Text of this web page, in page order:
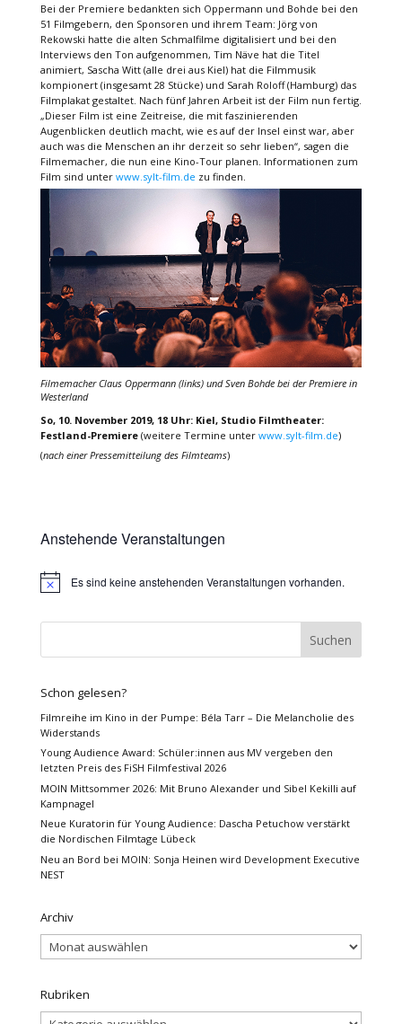
Bei der Premiere bedankten sich Oppermann und Bohde bei den
51 Filmgebern, den Sponsoren und ihrem Team: Jörg von
Rekowski hatte die alten Schmalfilme digitalisiert und bei den
Interviews den Ton aufgenommen, Tim Näve hat die Titel
animiert, Sascha Witt (alle drei aus Kiel) hat die Filmmusik
kompionert (insgesamt 28 Stücke) und Sarah Roloff (Hamburg) das
Filmplakat gestaltet. Nach fünf Jahren Arbeit ist der Film nun fertig.
„Dieser Film ist eine Zeitreise, die mit faszinierenden
Augenblicken deutlich macht, wie es auf der Insel einst war, aber
auch was die Menschen an ihr derzeit so sehr lieben“, sagen die
Filmemacher, die nun eine Kino-Tour planen. Informationen zum
Film sind unter www.sylt-film.de zu finden.
Filmemacher Claus Oppermann (links) und Sven Bohde bei der Premiere in
Westerland
So, 10. November 2019, 18 Uhr: Kiel, Studio Filmtheater:
Festland-Premiere(weitere Termine unter www.sylt-film.de)
(nach einer Pressemitteilung des Filmteams)
Anstehende Veranstaltungen
HinweisEs sind keine anstehenden Veranstaltungen vorhanden.
Schon gelesen?
Filmreihe im Kino in der Pumpe: Béla Tarr – Die Melancholie des
Widerstands
Young Audience Award: Schüler:innen aus MV vergeben den
letzten Preis des FiSH Filmfestival 2026
MOIN Mittsommer 2026: Mit Bruno Alexander und Sibel Kekilli auf
Kampnagel
Neue Kuratorin für Young Audience: Dascha Petuchow verstärkt
die Nordischen Filmtage Lübeck
Neu an Bord bei MOIN: Sonja Heinen wird Development Executive
NEST
Archiv
Archiv
Rubriken
Rubriken